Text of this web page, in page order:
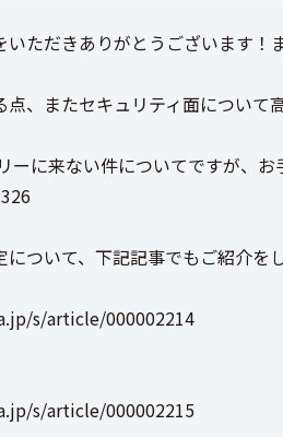
いただきありがとうございます！
点、またセキュリティ面につい
ーに来ない件についてですが、
ついて、下記記事でもご紹介を
s/article/000002214
s/article/000002215